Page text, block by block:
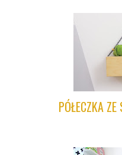
PÓŁECZKA